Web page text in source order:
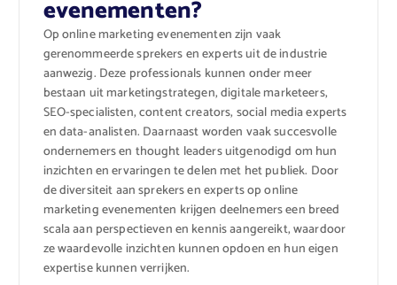
evenementen?
Op online marketing evenementen zijn vaak
gerenommeerde sprekers en experts uit de industrie
aanwezig. Deze professionals kunnen onder meer
bestaan uit marketingstrategen, digitale marketeers,
SEO-specialisten, content creators, social media experts
en data-analisten. Daarnaast worden vaak succesvolle
ondernemers en thought leaders uitgenodigd om hun
inzichten en ervaringen te delen met het publiek. Door
de diversiteit aan sprekers en experts op online
marketing evenementen krijgen deelnemers een breed
scala aan perspectieven en kennis aangereikt, waardoor
ze waardevolle inzichten kunnen opdoen en hun eigen
expertise kunnen verrijken.